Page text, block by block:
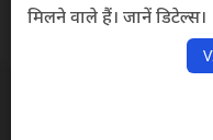
मिलने वाले हैं। जानें डिटेल्स।